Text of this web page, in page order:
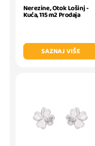
Nerezine, Otok Lošinj -
Kuća, 115 m2 Prodaja
SAZNAJ VIŠE